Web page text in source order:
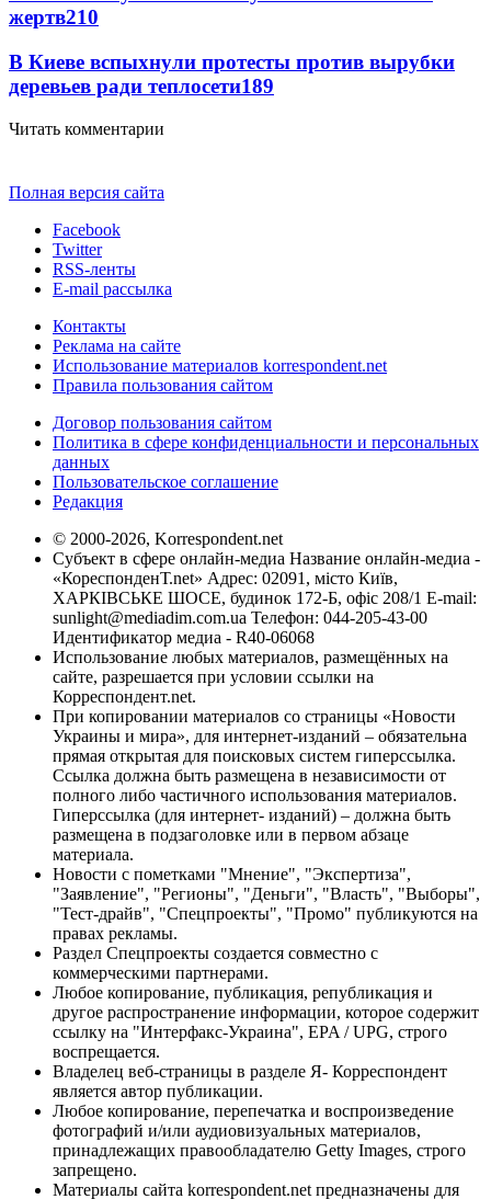
жертв210
В Киеве вспыхнули протесты против вырубки
деревьев ради теплосети189
Читать комментарии
Полная версия сайта
Facebook
Twitter
RSS-ленты
E-mail рассылка
Контакты
Реклама на сайте
Использование материалов korrespondent.net
Правила пользования сайтом
Договор пользования сайтом
Политика в сфере конфиденциальности и персональных
данных
Пользовательское соглашение
Редакция
© 2000-2026, Korrespondent.net
Субъект в сфере онлайн-медиа Название онлайн-медиа -
«КореспонденТ.net» Адрес: 02091, місто Київ,
ХАРКІВСЬКЕ ШОСЕ, будинок 172-Б, офіс 208/1 E-mail:
sunlight@mediadim.com.ua Телефон: 044-205-43-00
Идентификатор медиа - R40-06068
Использование любых материалов, размещённых на
сайте, разрешается при условии ссылки на
Корреспондент.net.
При копировании материалов со страницы «Новости
Украины и мира», для интернет-изданий – обязательна
прямая открытая для поисковых систем гиперссылка.
Ссылка должна быть размещена в независимости от
полного либо частичного использования материалов.
Гиперссылка (для интернет- изданий) – должна быть
размещена в подзаголовке или в первом абзаце
материала.
Новости с пометками "Мнение", "Экспертиза",
"Заявление", "Регионы", "Деньги", "Власть", "Выборы",
"Тест-драйв", "Спецпроекты", "Промо" публикуются на
правах рекламы.
Раздел Спецпроекты создается совместно с
коммерческими партнерами.
Любое копирование, публикация, републикация и
другое распространение информации, которое содержит
ссылку на "Интерфакс-Украина", EPA / UPG, строго
воспрещается.
Владелец веб-страницы в разделе Я- Корреспондент
является автор публикации.
Любое копирование, перепечатка и воспроизведение
фотографий и/или аудиовизуальных материалов,
принадлежащих правообладателю Getty Images, строго
запрещено.
Материалы сайта korrespondent.net предназначены для